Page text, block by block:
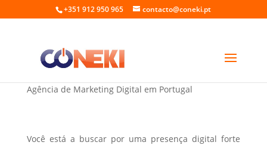
+351 912 950 965 contacto@coneki.pt
Fazer site para Eletricista no Porto
Agência de Marketing Digital em Portugal
Você está a buscar por uma presença digital forte